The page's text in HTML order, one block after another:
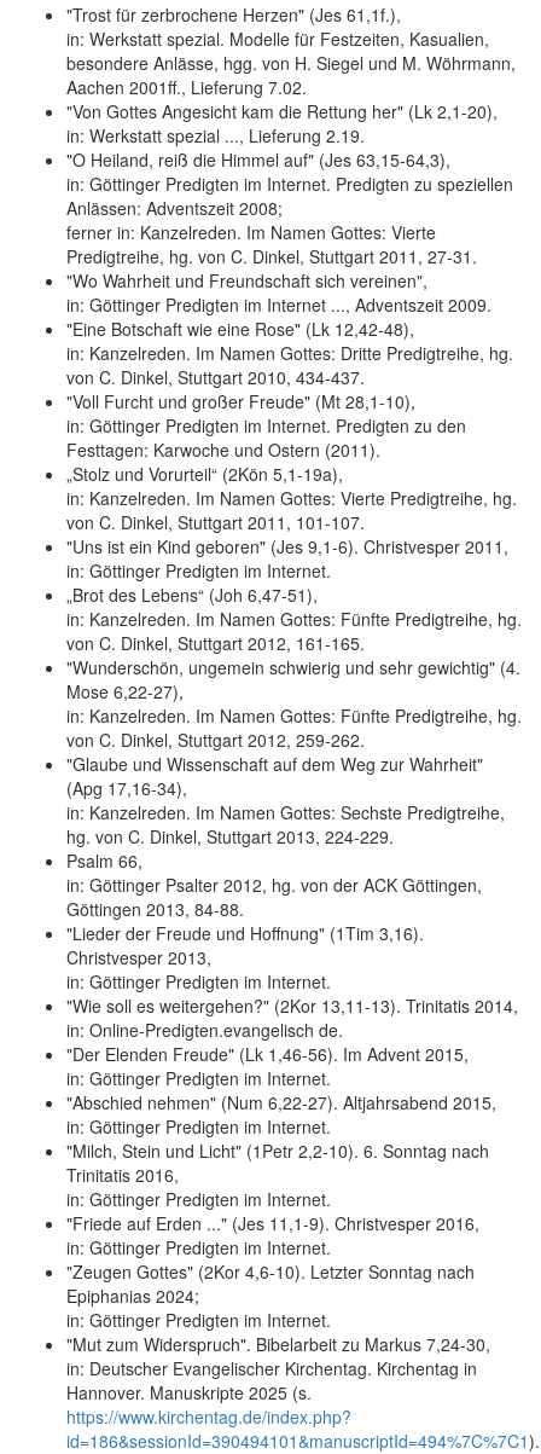
"Trost für zerbrochene Herzen" (Jes 61,1f.),
in: Werkstatt spezial. Modelle für Festzeiten, Kasualien,
besondere Anlässe, hgg. von H. Siegel und M. Wöhrmann,
Aachen 2001ff., Lieferung 7.02.
"Von Gottes Angesicht kam die Rettung her" (Lk 2,1-20),
in: Werkstatt spezial ..., Lieferung 2.19.
"O Heiland, reiß die Himmel auf" (Jes 63,15-64,3),
in: Göttinger Predigten im Internet. Predigten zu speziellen
Anlässen: Adventszeit 2008;
ferner in: Kanzelreden. Im Namen Gottes: Vierte
Predigtreihe, hg. von C. Dinkel, Stuttgart 2011, 27-31.
"Wo Wahrheit und Freundschaft sich vereinen",
in: Göttinger Predigten im Internet ..., Adventszeit 2009.
"Eine Botschaft wie eine Rose" (Lk 12,42-48),
in: Kanzelreden. Im Namen Gottes: Dritte Predigtreihe, hg.
von C. Dinkel, Stuttgart 2010, 434-437.
"Voll Furcht und großer Freude" (Mt 28,1-10),
in: Göttinger Predigten im Internet. Predigten zu den
Festtagen: Karwoche und Ostern (2011).
„Stolz und Vorurteil“ (2Kön 5,1-19a),
in: Kanzelreden. Im Namen Gottes: Vierte Predigtreihe, hg.
von C. Dinkel, Stuttgart 2011, 101-107.
"Uns ist ein Kind geboren" (Jes 9,1-6). Christvesper 2011,
in: Göttinger Predigten im Internet.
„Brot des Lebens“ (Joh 6,47-51),
in: Kanzelreden. Im Namen Gottes: Fünfte Predigtreihe, hg.
von C. Dinkel, Stuttgart 2012, 161-165.
"Wunderschön, ungemein schwierig und sehr gewichtig" (4.
Mose 6,22-27),
in: Kanzelreden. Im Namen Gottes: Fünfte Predigtreihe, hg.
von C. Dinkel, Stuttgart 2012, 259-262.
"Glaube und Wissenschaft auf dem Weg zur Wahrheit"
(Apg 17,16-34),
in: Kanzelreden. Im Namen Gottes: Sechste Predigtreihe,
hg. von C. Dinkel, Stuttgart 2013, 224-229.
Psalm 66,
in: Göttinger Psalter 2012, hg. von der ACK Göttingen,
Göttingen 2013, 84-88.
"Lieder der Freude und Hoffnung" (1Tim 3,16).
Christvesper 2013,
in: Göttinger Predigten im Internet.
"Wie soll es weitergehen?" (2Kor 13,11-13). Trinitatis 2014,
in: Online-Predigten.evangelisch de.
"Der Elenden Freude" (Lk 1,46-56). Im Advent 2015,
in: Göttinger Predigten im Internet.
"Abschied nehmen" (Num 6,22-27). Altjahrsabend 2015,
in: Göttinger Predigten im Internet.
"Milch, Stein und Licht" (1Petr 2,2-10). 6. Sonntag nach
Trinitatis 2016,
in: Göttinger Predigten im Internet.
"Friede auf Erden ..." (Jes 11,1-9). Christvesper 2016,
in: Göttinger Predigten im Internet.
"Zeugen Gottes" (2Kor 4,6-10). Letzter Sonntag nach
Epiphanias 2024;
in: Göttinger Predigten im Internet.
"Mut zum Widerspruch". Bibelarbeit zu Markus 7,24-30,
in: Deutscher Evangelischer Kirchentag. Kirchentag in
Hannover. Manuskripte 2025 (s.
https://www.kirchentag.de/index.php?
id=186&sessionId=390494101&manuscriptId=494%7C%7C1).